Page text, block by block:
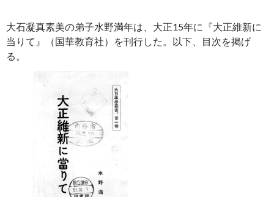
大石凝真素美の弟子水野満年は、大正15年に『大正維新に
当りて』（国華教育社）を刊行した。以下、目次を掲げ
る。